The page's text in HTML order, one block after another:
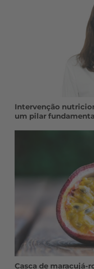
Intervenção
um pilar
Casca de maracujá-